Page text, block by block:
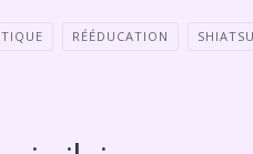
RÉÉDUCATION